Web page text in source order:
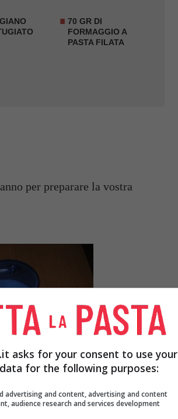
70 GR DI
FORMAGGIO A
PASTA FILATA
per preparare la vostra
asks for your consent to use your
for the following purposes:
advertising and content, advertising and content
audience research and services development